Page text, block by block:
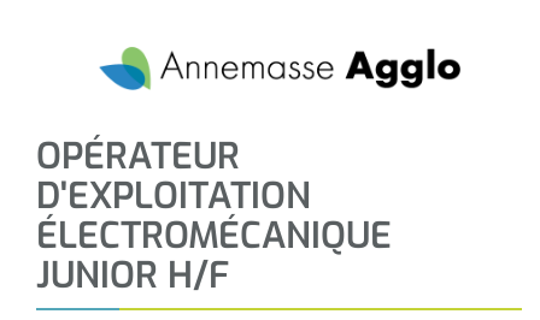
OPÉRATEUR
D'EXPLOITATION
ÉLECTROMÉCANIQUE
JUNIOR H/F